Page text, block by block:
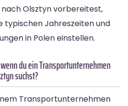
Olsztyn vorbereitest,
typischen Jahreszeiten und
in Polen einstellen.
du ein Transportunternehmen
suchst?
Transportunternehmen